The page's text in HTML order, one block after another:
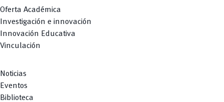
Oferta Académica
Investigación e innovación
Innovación Educativa
Vinculación
Noticias
Eventos
Biblioteca